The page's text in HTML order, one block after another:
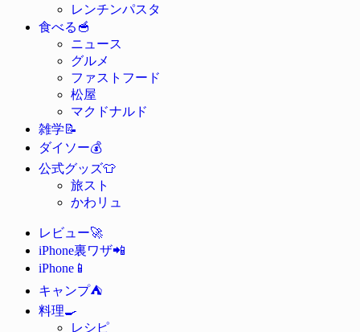
レンチンパスタ
食べる 🥣
ニュース
グルメ
ファストフード
松屋
マクドナルド
雑学📝
ダイソー💰
公式グッズ👕
旅スト
かわリュ
レビュー🚀
iPhone裏ワザ📲
iPhone 📱
キャンプ⛺
料理🍳
レシピ